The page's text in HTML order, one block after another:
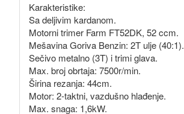
Karakteristike:
Sa deljivim kardanom.
Motorni trimer Farm FT52DK, 52 ccm.
Mešavina Goriva Benzin: 2T ulje (40:1).
Sečivo metalno (3T) i trimi glava.
Max. broj obrtaja: 7500r/min.
Širina rezanja: 44cm.
Motor: 2-taktni, vazdušno hlađenje.
Max. snaga: 1,6kW.